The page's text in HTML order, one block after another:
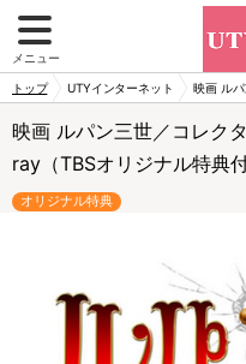
メニュー
トップ UTYインターネット 映画 ル
映画 ルパン三世／コレク
ray（TBSオリジナル特典
オリジナル特典